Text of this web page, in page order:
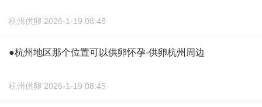
杭州供卵 2026-1-19 08:48
●杭州地区那个位置可以供卵怀孕-供卵杭州周边
杭州供卵 2026-1-19 08:45